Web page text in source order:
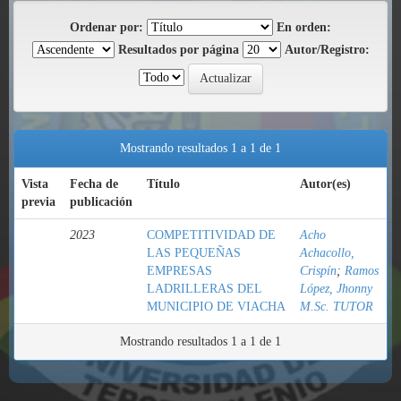
Ordenar por:
En orden:
Resultados por página
Autor/Registro:
Mostrando resultados 1 a 1 de 1
Vista
previa
Fecha de
publicación
Título Autor(es)
2023
COMPETITIVIDAD DE
LAS PEQUEÑAS
EMPRESAS
LADRILLERAS DEL
MUNICIPIO DE VIACHA
Acho
Achacollo,
Crispín; Ramos
López, Jhonny
M.Sc. TUTOR
Mostrando resultados 1 a 1 de 1